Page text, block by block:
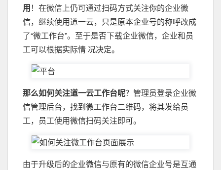
用！在微信上仍可通过扫码方式关注你的企业微
信，继续使用道一云，只是原本企业号的称呼改成
了“微工作台”。至于是否下载企业微信，企业和员
工可以根据实际情 况决定。
那么如何关注道一云工作台呢？管理员登录企业微
信管理后台，找到微工作台二维码，将其发给员
工，员工使用微信扫码关注即可。
由于升级后的企业微信与原有的微信企业号是互通